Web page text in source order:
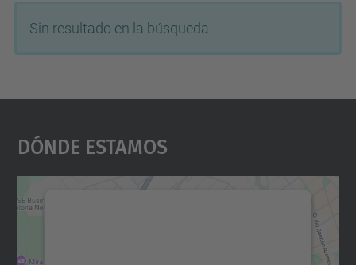
Sin resultado en la búsqueda.
Dónde Estamos